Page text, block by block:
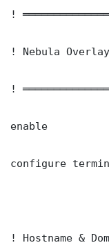
!
! Nebula
!
enable
configure
! Hostname &